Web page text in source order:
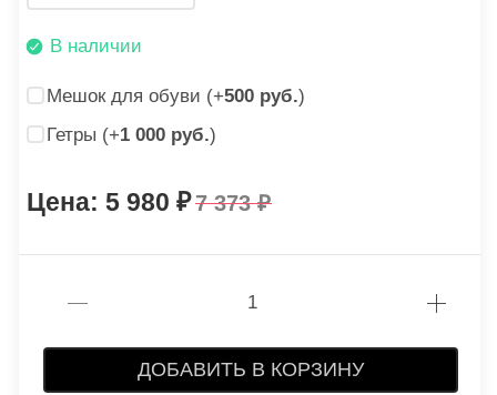
В наличии
Мешок для обуви (+500 руб.)
Гетры (+1 000 руб.)
5 980 7 373
ДОБАВИТЬ В КОРЗИНУ